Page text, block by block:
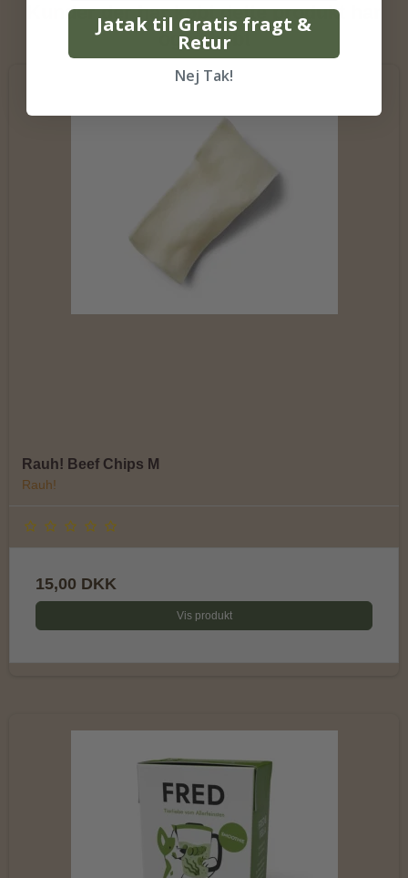
Kunder der har købt dette produkt har
også købt
Rauh! Beef Chips M
Rauh!
15,00 DKK
Vis produkt
Jatak til Gratis fragt &
Retur
Nej Tak!